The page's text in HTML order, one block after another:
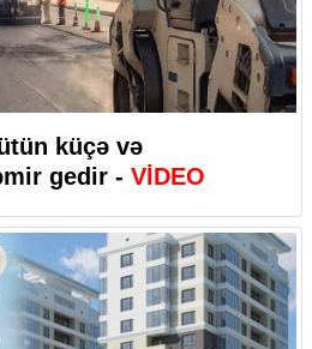
küçə və
gedir - VİDEO